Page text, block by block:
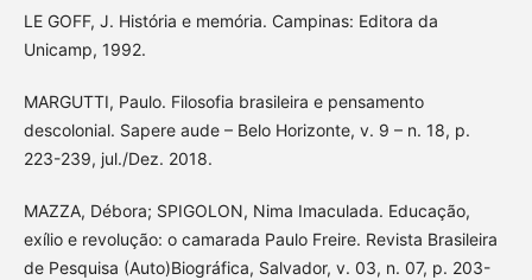
LE GOFF, J. História e memória. Campinas: Editora da
Unicamp, 1992.
MARGUTTI, Paulo. Filosofia brasileira e pensamento
descolonial. Sapere aude – Belo Horizonte, v. 9 – n. 18, p.
223-239, jul./Dez. 2018.
MAZZA, Débora; SPIGOLON, Nima Imaculada. Educação,
exílio e revolução: o camarada Paulo Freire. Revista Brasileira
de Pesquisa (Auto)Biográfica, Salvador, v. 03, n. 07, p. 203-